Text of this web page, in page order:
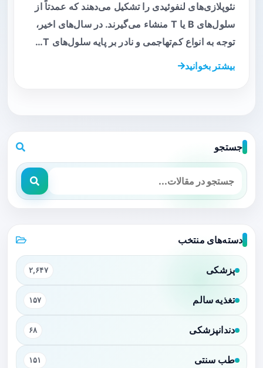
نئوپلازی‌های لنفوئیدی را تشکیل می‌دهند که عمدتاً از
سلول‌های B یا T منشاء می‌گیرند. در سال‌های اخیر،
توجه به انواع کم‌تهاجمی و نادر بر پایه سلول‌های T…
بیشتر بخوانید
جستجو
دسته‌های منتخب
پزشکی ۲,۶۴۷
تغذیه سالم ۱۵۷
دندانپزشکی ۶۸
طب سنتی ۱۵۱